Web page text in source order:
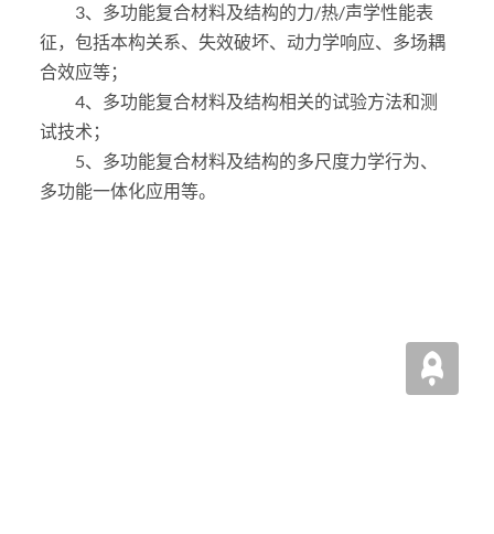
3、多功能复合材料及结构的力/热/声学性能表
征，包括本构关系、失效破坏、动力学响应、多场耦
合效应等；
4、多功能复合材料及结构相关的试验方法和测
试技术；
5、多功能复合材料及结构的多尺度力学行为、
多功能一体化应用等。